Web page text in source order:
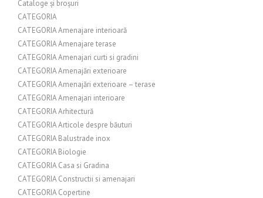
Cataloge și broșuri
CATEGORIA
CATEGORIA Amenajare interioară
CATEGORIA Amenajare terase
CATEGORIA Amenajari curti si gradini
CATEGORIA Amenajări exterioare
CATEGORIA Amenajări exterioare – terase
CATEGORIA Amenajari interioare
CATEGORIA Arhitectură
CATEGORIA Articole despre băuturi
CATEGORIA Balustrade inox
CATEGORIA Biologie
CATEGORIA Casa si Gradina
CATEGORIA Constructii si amenajari
CATEGORIA Copertine